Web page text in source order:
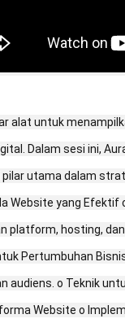
alat untuk
Dalam sesi ini,
utama dalam
Website yang
platform, hosting,
Pertumbuhan
audiens. o Teknik
Website o